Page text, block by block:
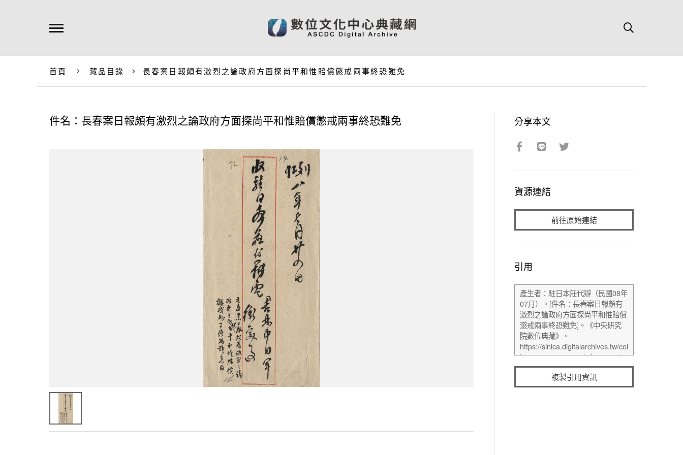
首頁 藏品目錄 長春案日報頗有激烈之論政府方面探尚平和惟賠償懲戒兩事終恐難免
件名：長春案日報頗有激烈之論政府方面探尚平和惟賠償懲戒兩事終恐難免 分享本文
資源連結
前往原始連結
引用
複製引用資訊